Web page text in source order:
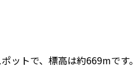
ットで、標高は約669mです。